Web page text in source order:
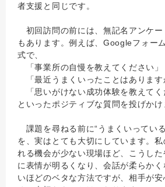
者支援と同じです。
初回訪問の前には、無記名アンケー
もあります。例えば、Googleフォー
式で、
「事業所の自慢を教えてください」
「最近うまくいったことはあります
「思いがけない成功体験を教えてく
といったポジティブな質問を投げかけ
課題を尋ねる前に“うまくいってい
を、実はとても大切にしています。
れる機会が少ない現場ほど、こうし
に表情が明るくなり、会話が柔らか
いほどのベタな方法ですが、相手が